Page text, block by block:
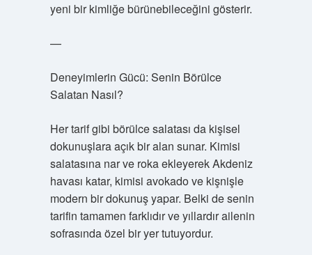
yeni bir kimliğe bürünebileceğini gösterir.
—
Deneyimlerin Gücü: Senin Börülce
Salatan Nasıl?
Her tarif gibi börülce salatası da kişisel
dokunuşlara açık bir alan sunar. Kimisi
salatasına nar ve roka ekleyerek Akdeniz
havası katar, kimisi avokado ve kişnişle
modern bir dokunuş yapar. Belki de senin
tarifin tamamen farklıdır ve yıllardır ailenin
sofrasında özel bir yer tutuyordur.